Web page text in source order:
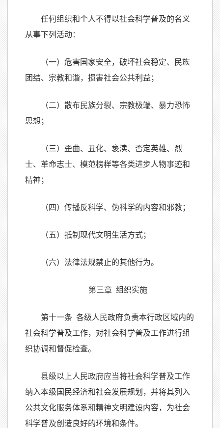
任何组织和个人不得以社会科学普及的名义
从事下列活动：
（一）危害国家安全，破坏社会稳定、民族
团结、宗教和谐，损害社会公共利益；
（二）散布民族分裂、宗教极端、暴力恐怖
思想；
（三）歪曲、丑化、亵渎、否定英雄、烈
士、革命志士、模范榜样等各类进步人物事迹和
精神；
（四）传播反科学、伪科学的内容和邪教；
（五）抵制现代文明生活方式；
（六）法律法规禁止的其他行为。
第三章 组织实施
第十一条 各级人民政府负责本行政区域内的
社会科学普及工作，对社会科学普及工作进行组
织协调和督促检查。
县级以上人民政府应当将社会科学普及工作
纳入本级国民经济和社会发展规划，并将其列入
公共文化服务体系和精神文明建设内容，为社会
科学普及创造良好的环境和条件。